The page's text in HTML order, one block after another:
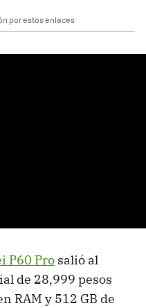
por estos enlaces
P60 Pro salió al
de 28,999 pesos
RAM y 512 GB de